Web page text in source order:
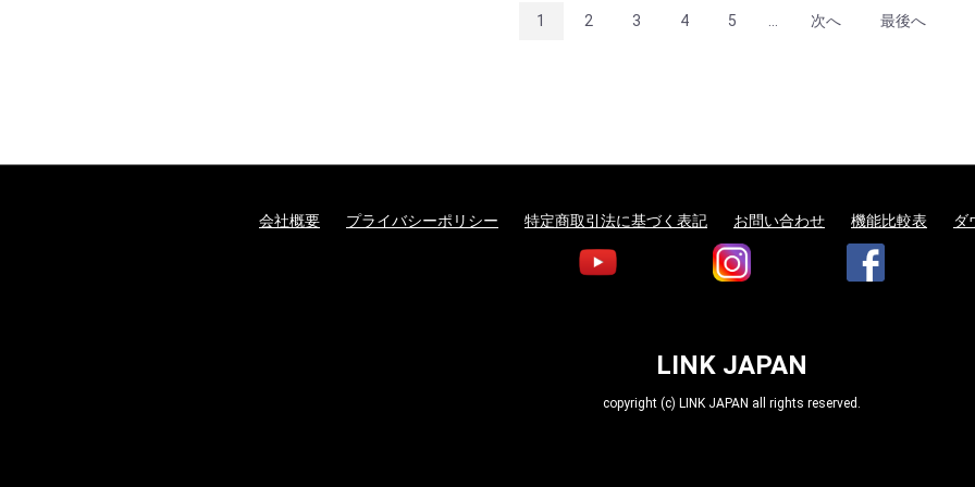
1 2 3 4 5 次へ 最後へ
会社概要 プライバシーポリシー 特定商取引法に基づく表記 お問い合わせ 機能比較表 ダ
LINK JAPAN
copyright (c) LINK JAPAN all rights reserved.